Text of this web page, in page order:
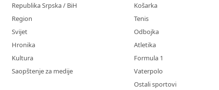
Republika Srpska / BiH
Region
Svijet
Hronika
Kultura
Saopštenje za medije
Košarka
Tenis
Odbojka
Atletika
Formula 1
Vaterpolo
Ostali sportovi